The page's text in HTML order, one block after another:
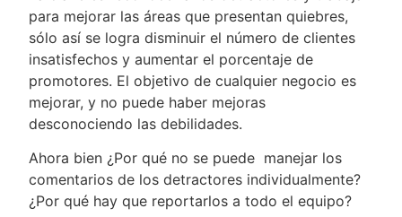
para mejorar las áreas que presentan quiebres,
sólo así se logra disminuir el número de clientes
insatisfechos y aumentar el porcentaje de
promotores. El objetivo de cualquier negocio es
mejorar, y no puede haber mejoras
desconociendo las debilidades.
Ahora bien ¿Por qué no se puede manejar los
comentarios de los detractores individualmente?
¿Por qué hay que reportarlos a todo el equipo?